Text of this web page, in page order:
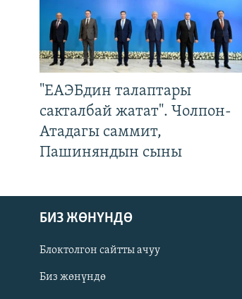
"ЕАЭБдин талаптары
сакталбай жатат". Чолпон-
Атадагы саммит,
Пашиняндын сыны
БИЗ ЖӨНҮНДӨ
Блоктолгон сайтты ачуу
Биз жөнүндө